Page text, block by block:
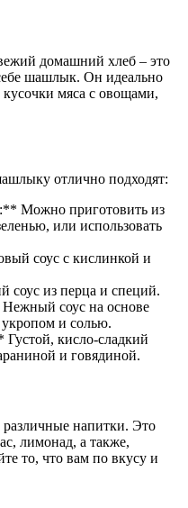
домашний хлеб – это
шашлык. Он идеально
кусочки мяса с овощами,
отлично подходят:
Можно приготовить из
или использовать
соус с кислинкой и
из перца и специй.
соус на основе
и солью.
кисло-сладкий
и говядиной.
напитки. Это
лимонад, а также,
то, что вам по вкусу и